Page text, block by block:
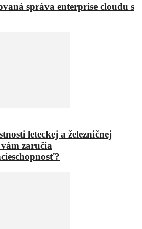
správa enterprise cloudu s
leteckej a železničnej
zaručia